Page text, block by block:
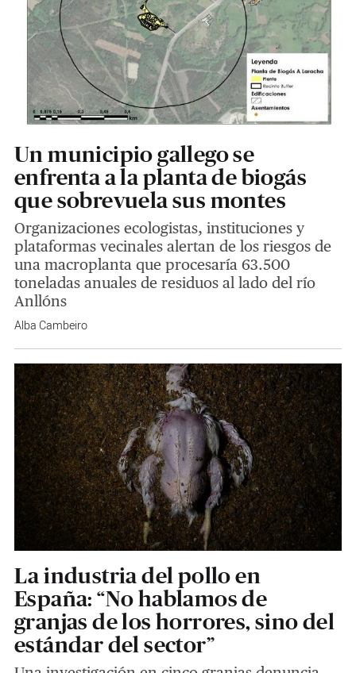
Un municipio gallego se
enfrenta a la planta de biogás
que sobrevuela sus montes
Organizaciones ecologistas, instituciones y
plataformas vecinales alertan de los riesgos de
una macroplanta que procesaría 63.500
toneladas anuales de residuos al lado del río
Anllóns
Alba Cambeiro
La industria del pollo en
España: “No hablamos de
granjas de los horrores, sino del
estándar del sector”